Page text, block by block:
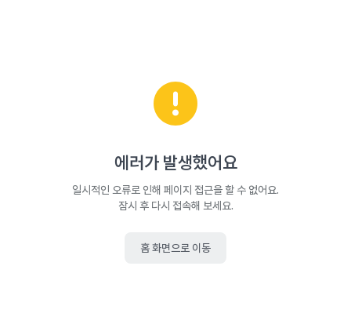
에러가 발생했어요
일시적인 오류로 인해 페이지 접근을 할 수 없어요.
잠시 후 다시 접속해 보세요.
홈 화면으로 이동